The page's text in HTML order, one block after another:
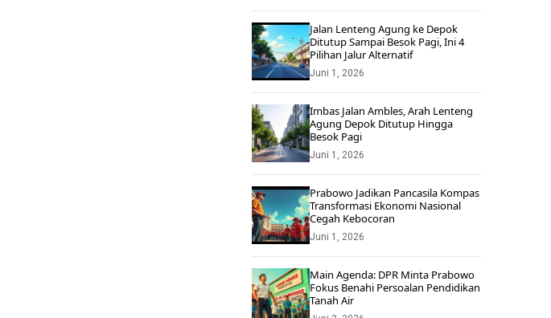
Jalan Lenteng Agung ke Depok
Ditutup Sampai Besok Pagi, Ini 4
Pilihan Jalur Alternatif
Juni 1, 2026
Imbas Jalan Ambles, Arah Lenteng
Agung Depok Ditutup Hingga
Besok Pagi
Juni 1, 2026
Prabowo Jadikan Pancasila Kompas
Transformasi Ekonomi Nasional
Cegah Kebocoran
Juni 1, 2026
Main Agenda: DPR Minta Prabowo
Fokus Benahi Persoalan Pendidikan
Tanah Air